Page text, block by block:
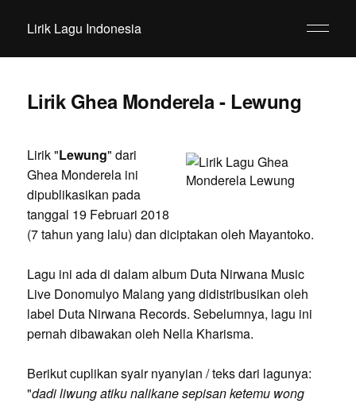
Lirik Lagu Indonesia
Lirik Ghea Monderela - Lewung
Lirik "Lewung" dari
Ghea Monderela ini
dipublikasikan pada
tanggal 19 Februari 2018
(7 tahun yang lalu) dan diciptakan oleh Mayantoko.
Lagu ini ada di dalam album Duta Nirwana Music
Live Donomulyo Malang yang didistribusikan oleh
label Duta Nirwana Records. Sebelumnya, lagu ini
pernah dibawakan oleh Nella Kharisma.
Berikut cuplikan syair nyanyian / teks dari lagunya:
"dadi liwung atiku nalikane sepisan ketemu wong